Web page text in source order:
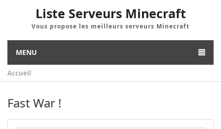
Liste Serveurs Minecraft
Vous propose les meilleurs serveurs Minecraft
MENU
Accueil
Fast War !